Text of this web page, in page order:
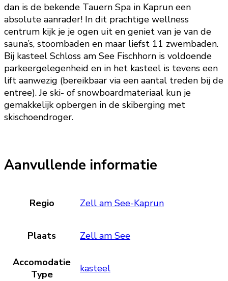
dan is de bekende Tauern Spa in Kaprun een
absolute aanrader! In dit prachtige wellness
centrum kijk je je ogen uit en geniet van je van de
sauna’s, stoombaden en maar liefst 11 zwembaden.
Bij kasteel Schloss am See Fischhorn is voldoende
parkeergelegenheid en in het kasteel is tevens een
lift aanwezig (bereikbaar via een aantal treden bij de
entree). Je ski- of snowboardmateriaal kun je
gemakkelijk opbergen in de skiberging met
skischoendroger.
Aanvullende informatie
Regio Zell am See-Kaprun
Plaats Zell am See
Accomodatie
Type
kasteel